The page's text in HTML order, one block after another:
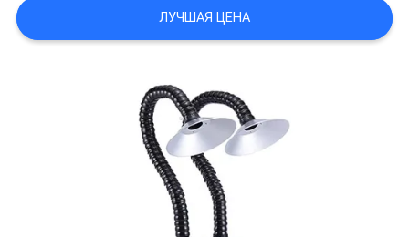
PRIVACY
POLICY
ЛУЧШАЯ ЦЕНА